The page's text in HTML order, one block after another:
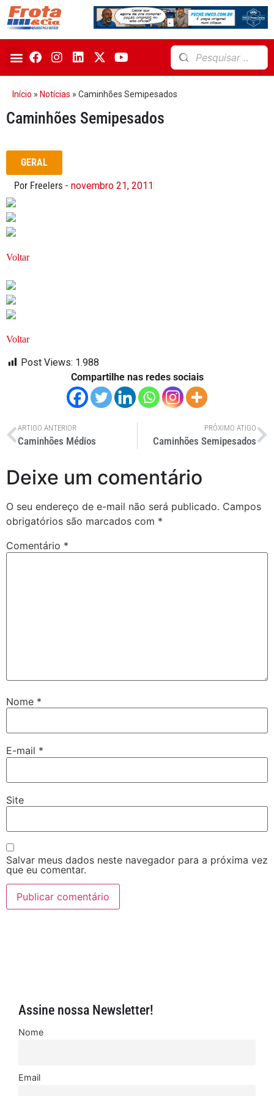
Início » Notícias » Caminhões Semipesados
Caminhões Semipesados
GERAL
Por Freelers - novembro 21, 2011
Voltar
Voltar
Post Views: 1.988
Compartilhe nas redes sociais
ARTIGO ANTERIOR
Caminhões Médios
PRÓXIMO ATIGO
Caminhões Semipesados
Deixe um comentário
O seu endereço de e-mail não será publicado. Campos
obrigatórios são marcados com *
Comentário *
Nome *
E-mail *
Site
Salvar meus dados neste navegador para a próxima vez
que eu comentar.
Assine nossa Newsletter!
Nome
Email